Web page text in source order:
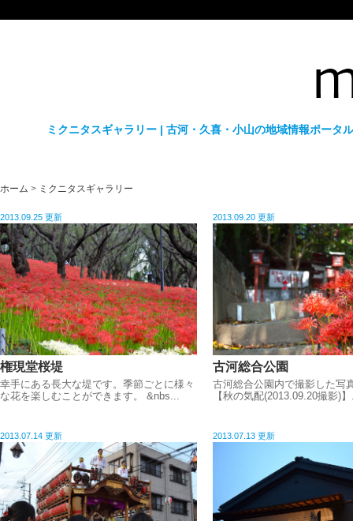
ミクニタスギャラリー | 古河・久喜・小山の地域情報ポー
ホーム > ミクニタスギャラリー
2013.09.25 更新
権現堂桜堤
幸手にある長大な堤です。季節ごとに様々
な花を楽しむことができます。 &nbs...
2013.09.20 更新
古河総合公園
古河総合公園内で撮影した写
【秋の気配(2013.09.20撮影)
2013.07.14 更新 2013.07.13 更新